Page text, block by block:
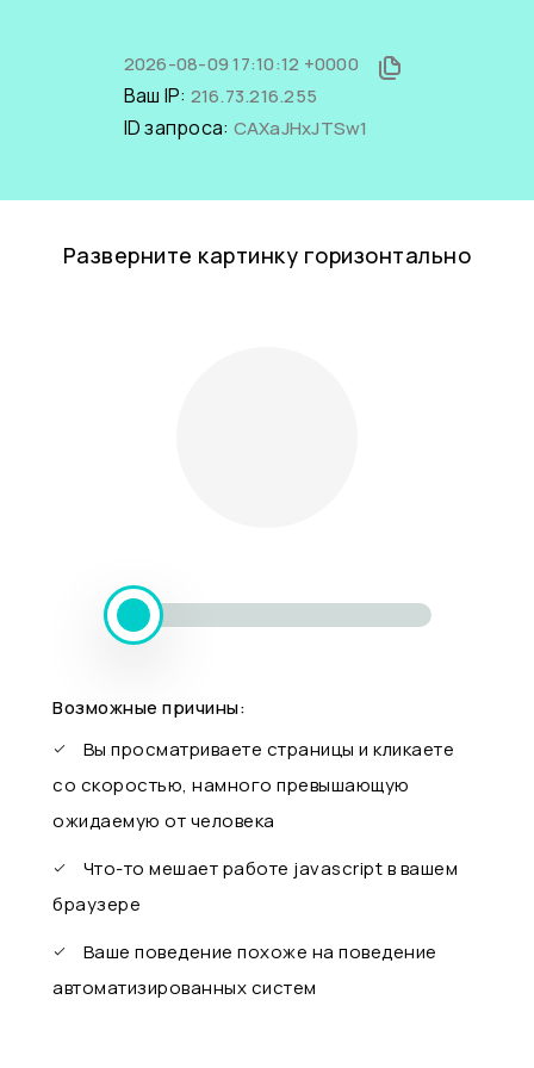
2026-08-09 17:10:12 +0000
Ваш IP: 216.73.216.255
ID запроса: CAXaJHxJTSw1
Разверните картинку горизонтально
Возможные причины:
Вы просматриваете страницы и кликаете
со скоростью, намного превышающую
ожидаемую от человека
Что-то мешает работе javascript в вашем
браузере
Ваше поведение похоже на поведение
автоматизированных систем